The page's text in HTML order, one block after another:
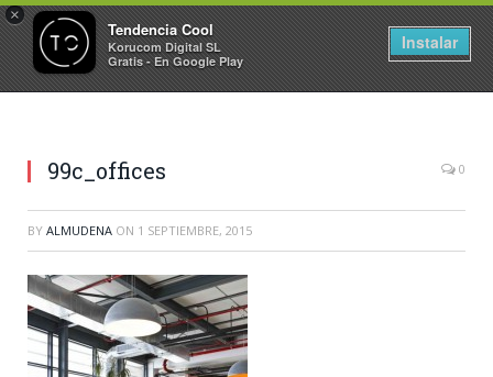
×
Tendencia Cool
Korucom Digital SL
Gratis - En Google Play
Instalar
99c_offices 0
BY ALMUDENA ON 1 SEPTIEMBRE, 2015